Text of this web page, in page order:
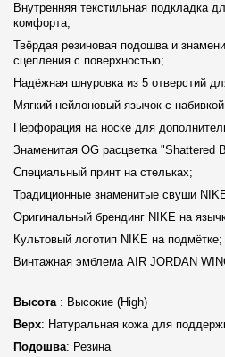
Внутренняя текстильная подкладка
комфорта;
Твёрдая резиновая подошва и
сцепления с поверхностью;
Надёжная шнуровка из 5 отверстий
Мягкий нейлоновый язычок с
Перфорация на носке для
Знаменитая OG расцветка "Shattered
Специальный принт на стельках;
Традиционные знаменитые свуши
Оригинальный брендинг NIKE на
Культовый логотип NIKE на подмётке;
Винтажная эмблема AIR JORDAN
Высота : Высокие (High)
Верх: Натуральная кожа для
Подошва: Резина